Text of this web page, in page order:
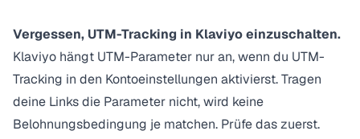
Vergessen, UTM-Tracking in Klaviyo einzuschalten.
Klaviyo hängt UTM-Parameter nur an, wenn du UTM-
Tracking in den Kontoeinstellungen aktivierst. Tragen
deine Links die Parameter nicht, wird keine
Belohnungsbedingung je matchen. Prüfe das zuerst.